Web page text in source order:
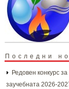
Последни
Редовен конкурс
заучебната 2026-